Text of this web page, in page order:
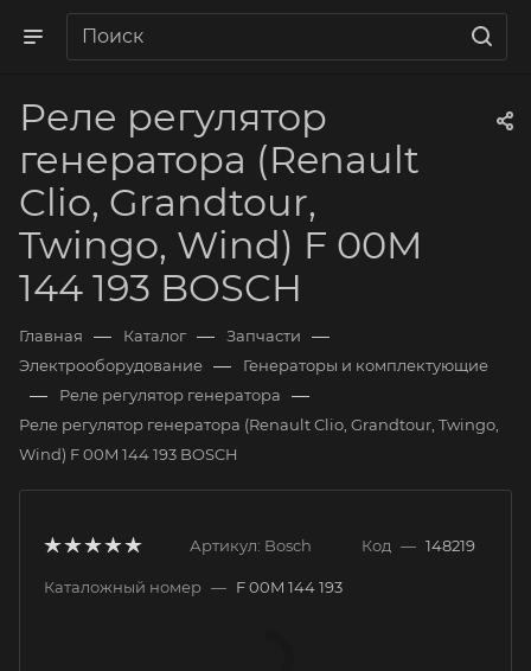
Реле регулятор
генератора (Renault
Clio, Grandtour,
Twingo, Wind) F 00M
144 193 BOSCH
Главная — Каталог — Запчасти —
Электрооборудование — Генераторы и комплектующие
— Реле регулятор генератора —
Реле регулятор генератора (Renault Clio, Grandtour, Twingo,
Wind) F 00M 144 193 BOSCH
Артикул: Bosch Код — 148219
Каталожный номер — F 00M 144 193